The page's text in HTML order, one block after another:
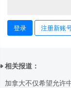
登录 注册新账
相关报道：
加拿大不仅希望允许